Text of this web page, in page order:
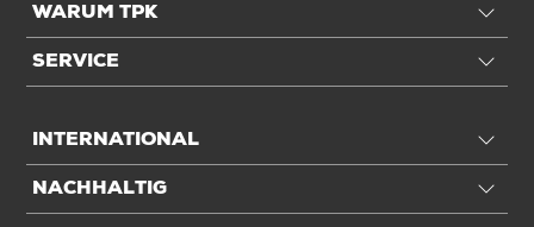
WARUM TPK
SERVICE
INTERNATIONAL
NACHHALTIG